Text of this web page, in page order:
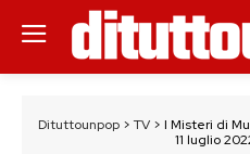
Dituttounpop > TV > I Misteri di
11 luglio